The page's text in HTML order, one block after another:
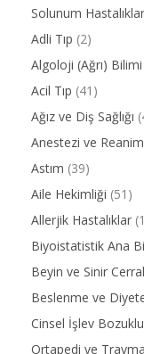
Solunum
Adli Tıp (2)
Algoloji (Ağrı) Bilimi
Acil Tıp (41)
Ağız ve Diş Sağlığı
Anestezi ve
Astım (39)
Aile Hekimliği (51)
Allerjik Hastalıklar
Biyoistatistik Ana
Beyin ve Sinir
Beslenme ve
Cinsel İşlev
Ortapedi ve